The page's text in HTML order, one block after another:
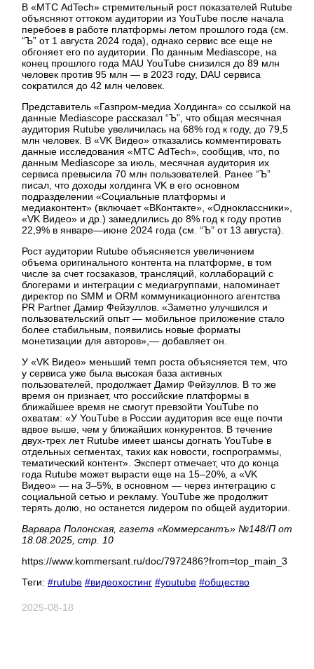
В «МТС AdTech» стремительный рост показателей Rutube
объясняют оттоком аудитории из YouTube после начала
перебоев в работе платформы летом прошлого года (см.
“Ъ” от 1 августа 2024 года), однако сервис все еще не
обгоняет его по аудитории. По данным Mediascope, на
конец прошлого года MAU YouTube снизился до 89 млн
человек против 95 млн — в 2023 году, DAU сервиса
сократился до 42 млн человек.
Представитель «Газпром-медиа Холдинга» со ссылкой на
данные Mediascope рассказал “Ъ”, что общая месячная
аудитория Rutube увеличилась на 68% год к году, до 79,5
млн человек. В «VK Видео» отказались комментировать
данные исследования «МТС AdTech», сообщив, что, по
данным Mediascope за июль, месячная аудитория их
сервиса превысила 70 млн пользователей. Ранее “Ъ”
писал, что доходы холдинга VK в его основном
подразделении «Социальные платформы и
медиаконтент» (включает «ВКонтакте», «Одноклассники»,
«VK Видео» и др.) замедлились до 8% год к году против
22,9% в январе—июне 2024 года (см. “Ъ” от 13 августа).
Рост аудитории Rutube объясняется увеличением
объема оригинального контента на платформе, в том
числе за счет госзаказов, трансляций, коллабораций с
блогерами и интеграции с медиагруппами, напоминает
директор по SMM и ORM коммуникационного агентства
PR Partner Дамир Фейзуллов. «Заметно улучшился и
пользовательский опыт — мобильное приложение стало
более стабильным, появились новые форматы
монетизации для авторов»,— добавляет он.
У «VK Видео» меньший темп роста объясняется тем, что
у сервиса уже была высокая база активных
пользователей, продолжает Дамир Фейзуллов. В то же
время он признает, что российские платформы в
ближайшее время не смогут превзойти YouTube по
охватам: «У YouTube в России аудитория все еще почти
вдвое выше, чем у ближайших конкурентов. В течение
двух-трех лет Rutube имеет шансы догнать YouTube в
отдельных сегментах, таких как новости, госпрограммы,
тематический контент». Эксперт отмечает, что до конца
года Rutube может вырасти еще на 15–20%, а «VK
Видео» — на 3–5%, в основном — через интеграцию с
социальной сетью и рекламу. YouTube же продолжит
терять долю, но останется лидером по общей аудитории.
Варвара Полонская, газета «Коммерсантъ» №148/П от
18.08.2025, стр. 10
https://www.kommersant.ru/doc/7972486?from=top_main_3
Теги: #rutube #видеохостинг #youtube #общество
2025-08-18